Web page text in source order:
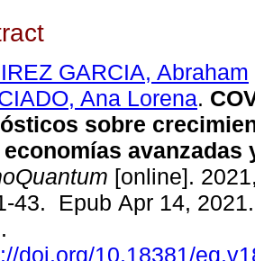
GARCIA, Abraham
Ana Lorena.
sobre
economías avanzadas
[online].
43. Epub Apr 14,
doi.org/10.18381/